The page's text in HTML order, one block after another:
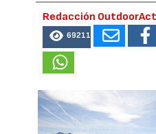
Redacción
69211